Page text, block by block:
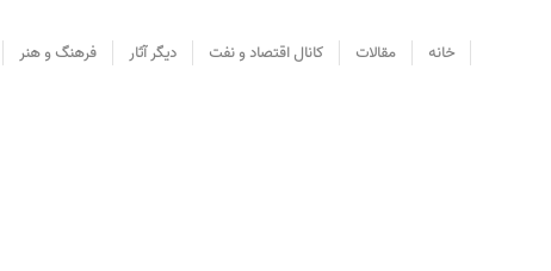
خانه مقالات کانال اقتصاد و نفت دیگر آثار فرهنگ و هنر